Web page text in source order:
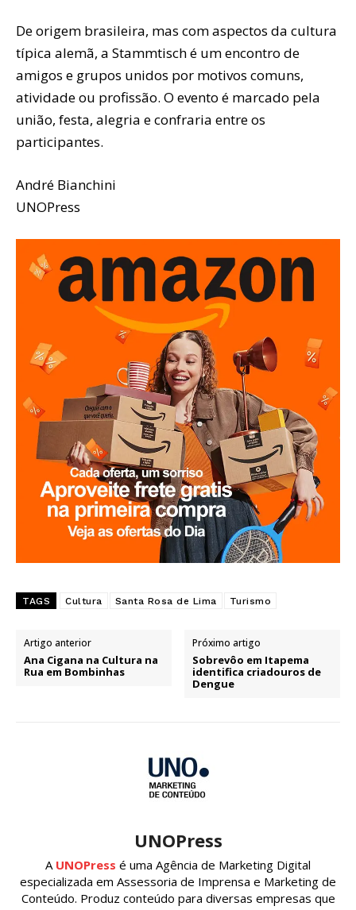
De origem brasileira, mas com aspectos da cultura
típica alemã, a Stammtisch é um encontro de
amigos e grupos unidos por motivos comuns,
atividade ou profissão. O evento é marcado pela
união, festa, alegria e confraria entre os
participantes.
André Bianchini
UNOPress
TAGS Cultura Santa Rosa de Lima Turismo
Artigo anterior
Ana Cigana na Cultura na
Rua em Bombinhas
Próximo artigo
Sobrevôo em Itapema
identifica criadouros de
Dengue
UNOPress
A UNOPress é uma Agência de Marketing Digital
especializada em Assessoria de Imprensa e Marketing de
Conteúdo. Produz conteúdo para diversas empresas que